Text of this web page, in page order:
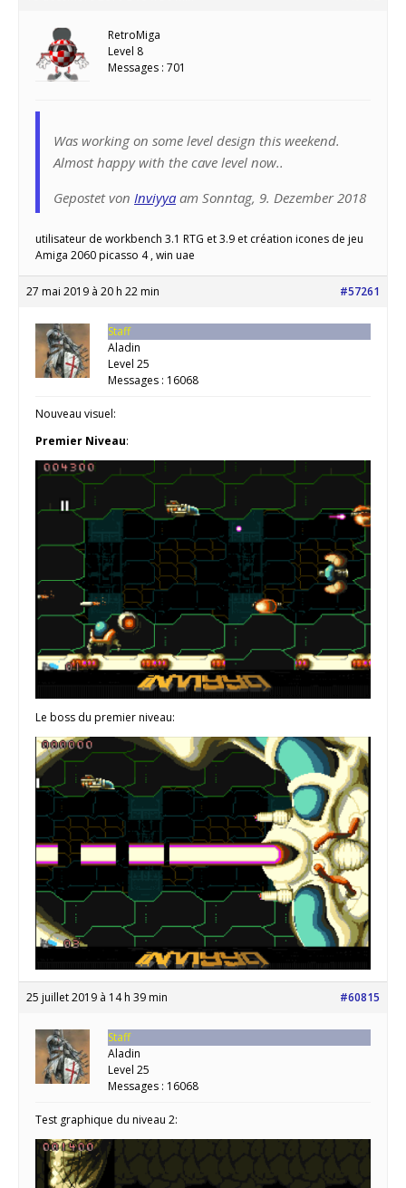
RetroMiga
Level 8
Messages : 701
Was working on some level design this weekend.
Almost happy with the cave level now..
Gepostet von Inviyya am Sonntag, 9. Dezember 2018
utilisateur de workbench 3.1 RTG et 3.9 et création icones de jeu
Amiga 2060 picasso 4 , win uae
27 mai 2019 à 20 h 22 min #57261
Staff
Aladin
Level 25
Messages : 16068
Nouveau visuel:
Premier Niveau:
Le boss du premier niveau:
25 juillet 2019 à 14 h 39 min #60815
Staff
Aladin
Level 25
Messages : 16068
Test graphique du niveau 2: